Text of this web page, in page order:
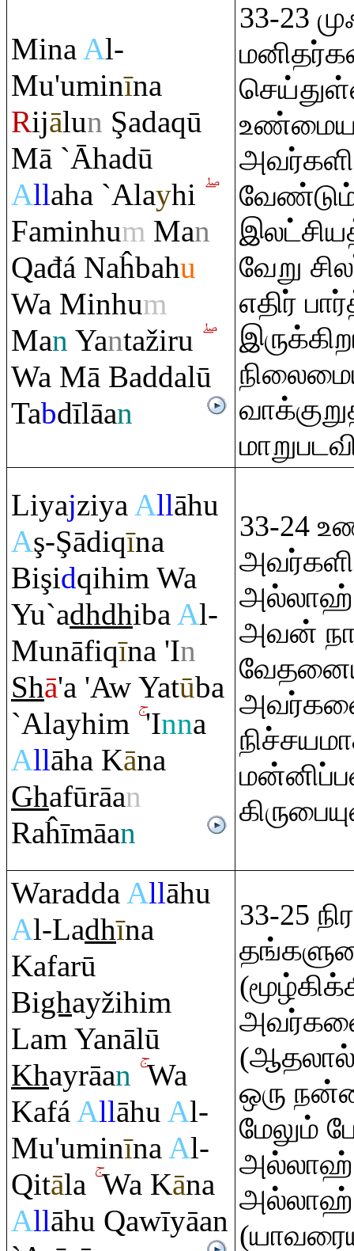
MinaAl-
Mu'uminīna
Rijālun Şadaqū
Mā `Āhadū
Allaha `Alayhi
Faminhum Man
Qađá Naĥbahu
Wa Minhum
Man Yantažiru
Wa Mā Baddalū
Tabdīlāan
33-23
வேறு
எதிர்
LiyajziyaAllāhu
Aş-Şādiqīna
Bişidqihim Wa
Yu`adhdhibaAl-
Munāfiqīna 'In
Shā'a 'Aw Yatūba
`Alayhim 'Inna
Allāha Kāna
Ghafūrāan
Raĥīmāan
33-24
அல்லாஹ்
அவன்
WaraddaAllāhu
Al-Ladhīna
Kafarū
Bighayžihim
Lam Yanālū
Khayrāan Wa
KafáAllāhu Al-
Mu'uminīnaAl-
Qitāla Wa Kāna
Allāhu Qawīyāan
33-25
ஒரு
மேலும்
அல்லாஹ்
அல்லாஹ்